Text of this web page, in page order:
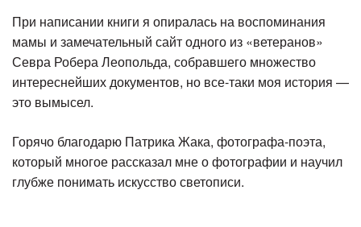
При написании книги я опиралась на воспоминания
мамы и замечательный сайт одного из «ветеранов»
Севра Робера Леопольда, собравшего множество
интереснейших документов, но все-таки моя история —
это вымысел.
Горячо благодарю Патрика Жака, фотографа-поэта,
который многое рассказал мне о фотографии и научил
глубже понимать искусство светописи.